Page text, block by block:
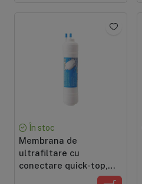
În stoc
Membrana de
ultrafiltare cu
conectare quick-top,
grad de filtrare de 0.01